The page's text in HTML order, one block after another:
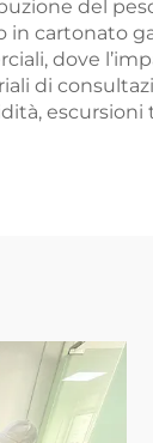
del
cartonato
dove
di